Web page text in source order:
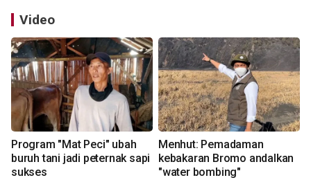
Video
Program "Mat Peci" ubah
buruh tani jadi peternak sapi
sukses
Menhut: Pemadaman
kebakaran Bromo andalkan
"water bombing"